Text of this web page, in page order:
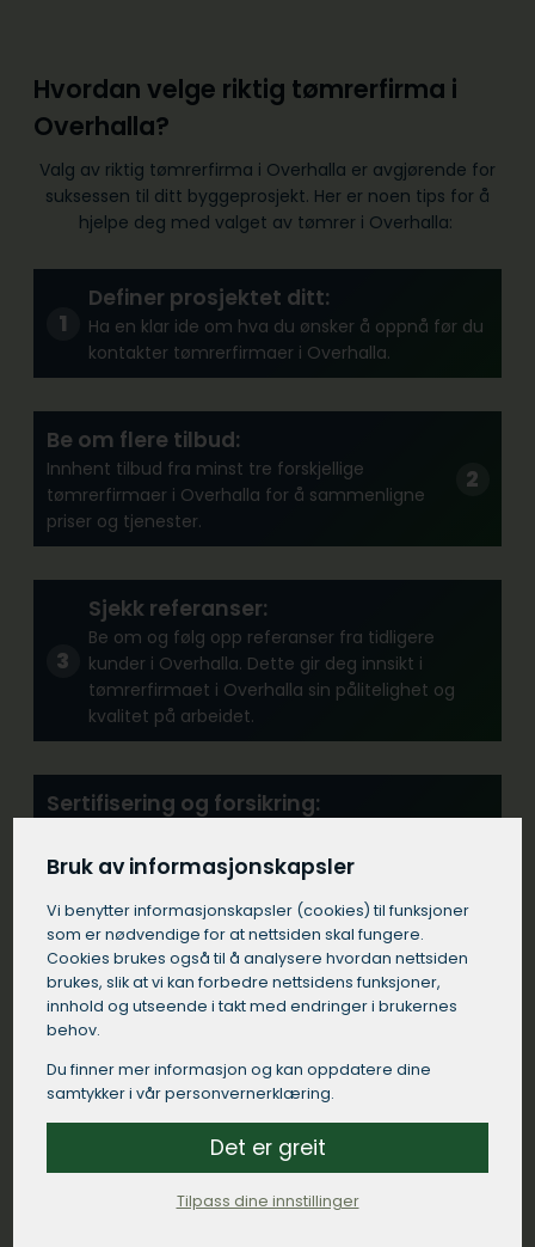
Hvordan velge riktig tømrerfirma i
Overhalla?
Valg av riktig tømrerfirma i Overhalla er avgjørende for
suksessen til ditt byggeprosjekt. Her er noen tips for å
hjelpe deg med valget av tømrer i Overhalla:
Definer prosjektet ditt:
Ha en klar ide om hva du ønsker å oppnå før du
kontakter tømrerfirmaer i Overhalla.
Be om flere tilbud:
Innhent tilbud fra minst tre forskjellige
tømrerfirmaer i Overhalla for å sammenligne
priser og tjenester.
Sjekk referanser:
Be om og følg opp referanser fra tidligere
kunder i Overhalla. Dette gir deg innsikt i
tømrerfirmaet i Overhalla sin pålitelighet og
kvalitet på arbeidet.
Sertifisering og forsikring:
har alle nødvendige sertifikater og at de er
Erfaring:
Se etter et tømrerfirma med erfaring fra
lignende prosjekter i Overhalla.
Velg et tømrerfirma i Overhalla som
kommuniserer tydelig og responderer raskt på
dine henvendelser.
Bruk av informasjonskapsler
Vi benytter informasjons­kapsler (cookies) til funksjoner
som er nødvendige for at nettsiden skal fungere.
Cookies brukes også til å analysere hvordan nettsiden
brukes, slik at vi kan forbedre nettsidens funksjoner,
innhold og utseende i takt med endringer i brukernes
behov.
Du finner mer informasjon og kan oppdatere dine
samtykker i vår personvernerklæring.
Det er greit
Tilpass dine innstillinger